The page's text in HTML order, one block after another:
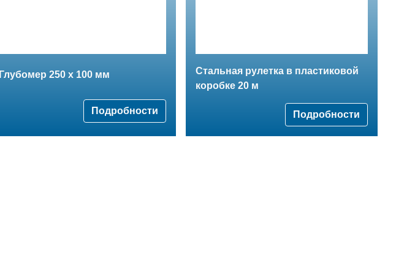
Глубомер 250 x 100 мм
Подробности
Стальная рулетка в пластиковой
коробке 20 м
Подробности